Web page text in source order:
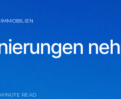
IMMOBILIEN
READ